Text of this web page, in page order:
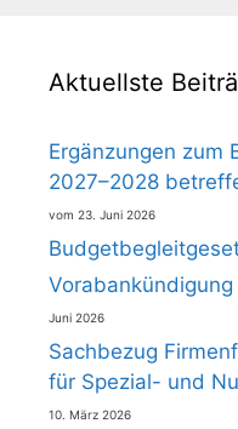
Aktuellste
Ergänzungen zum
2027–2028
23. Juni 2026
Juni 2026
Sachbezug
für Spezial- und
10. März 2026